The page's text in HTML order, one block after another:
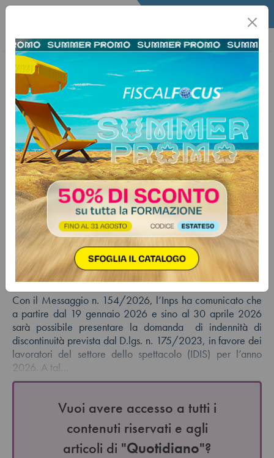
Home Quotidiano Il Quotidiano Articoli Lavoro
19 gennaio 2026
Categorie: Previdenza e lavoro > Agevolazioni
Lavoratori dello spettacolo, nuovi
requisiti per l’indennità di
discontinuità nel 2026: domande
dal 19 gennaio
Le domande potranno essere
presentate fino al 30 aprile 2026
Autore:Salvatore Cortese
Con il Messaggio n. 154/2026, l’Inps ha comunicato che
a partire dal 19 gennaio 2026 e sino al 30 aprile 2026
sarà possibile presentare la domanda di indennità di
discontinuità prevista dal D.lgs. n. 175/2023, in favore dei
lavoratori del settore dello spettacolo (IDIS) per l’anno
2026. A tal…
Vuoi avere accesso a tutti i
contenuti riservati e agli
articoli di "Quotidiano"?